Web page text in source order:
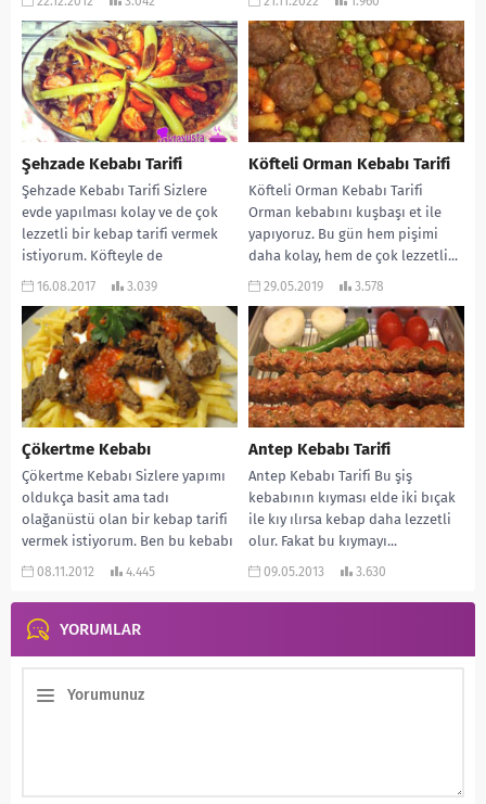
Şehzade Kebabı Tarifi
Şehzade Kebabı Tarifi Sizlere
evde yapılması kolay ve de çok
lezzetli bir kebap tarifi vermek
istiyorum. Köfteyle de
yapabilirsiniz, kırmızı...
16.08.2017 3.039
Köfteli Orman Kebabı Tarifi
Köfteli Orman Kebabı Tarifi
Orman kebabını kuşbaşı et ile
yapıyoruz. Bu gün hem pişimi
daha kolay, hem de çok lezzetli...
29.05.2019 3.578
Çökertme Kebabı
Çökertme Kebabı Sizlere yapımı
oldukça basit ama tadı
olağanüstü olan bir kebap tarifi
vermek istiyorum. Ben bu kebabı
ilk olarak...
08.11.2012 4.445
Antep Kebabı Tarifi
Antep Kebabı Tarifi Bu şiş
kebabının kıyması elde iki bıçak
ile kıy ılırsa kebap daha lezzetli
olur. Fakat bu kıymayı...
09.05.2013 3.630
YORUMLAR